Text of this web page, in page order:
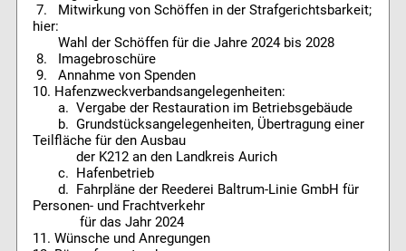
7. Mitwirkung von Schöffen in der Strafgerichtsbarkeit;
hier:
Wahl der Schöffen für die Jahre 2024 bis 2028
8. Imagebroschüre
9. Annahme von Spenden
10. Hafenzweckverbandsangelegenheiten:
a. Vergabe der Restauration im Betriebsgebäude
b. Grundstücksangelegenheiten, Übertragung einer
Teilfläche für den Ausbau
der K212 an den Landkreis Aurich
c. Hafenbetrieb
d. Fahrpläne der Reederei Baltrum-Linie GmbH für
Personen- und Frachtverkehr
für das Jahr 2024
11. Wünsche und Anregungen